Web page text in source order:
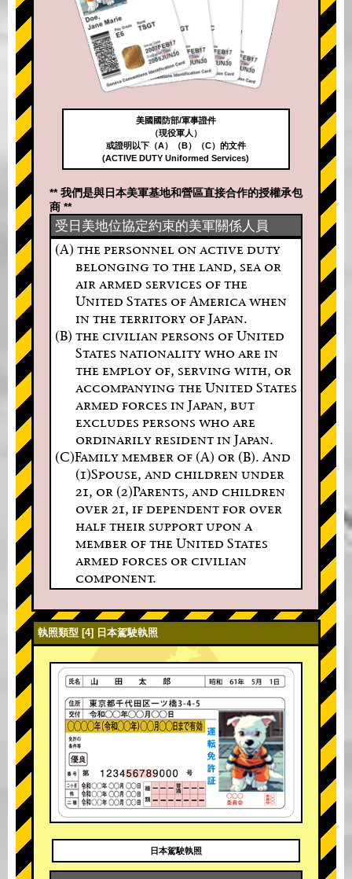
美國國防部/軍事證件
（現役軍人）
或證明以下（A）（B）（C）的文件
(ACTIVE DUTY Uniformed Services)
** 我們是與日本美軍基地和營區直接合作的授權承包
商 **
受日美地位協定約束的美軍關係人員
(A) the personnel on active duty
belonging to the land, sea or
air armed services of the
United States of America when
in the territory of Japan.
(B) the civilian persons of United
States nationality who are in
the employ of, serving with, or
accompanying the United States
armed forces in Japan, but
excludes persons who are
ordinarily resident in Japan.
(C)Family member of (A) or (B). And
(1)Spouse, and children under
21, or (2)Parents, and children
over 21, if dependent for over
half their support upon a
member of the United States
armed forces or civilian
component.
執照類型 [4] 日本駕駛執照
日本駕駛執照